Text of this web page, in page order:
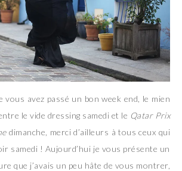
vous avez passé un bon week end, le mien
le vide dressing samedi et le Qatar Prix
dimanche, merci d’ailleurs à tous ceux qui
samedi ! Aujourd’hui je vous présente un
que j’avais un peu hâte de vous montrer,